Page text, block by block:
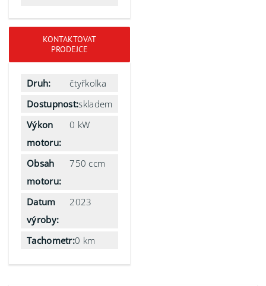
KONTAKTOVAT
PRODEJCE
Druh:
čtyřkolka
Dostupnost:skladem
Výkon
motoru:
0 kW
Obsah
motoru:
750 ccm
Datum
výroby:
2023
Tachometr:0 km